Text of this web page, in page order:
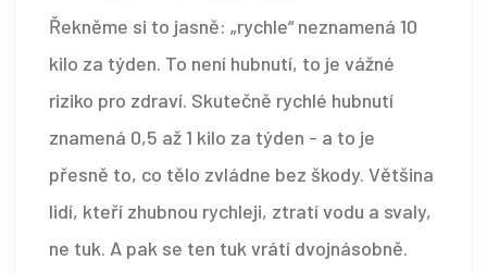
Řekněme si to jasně: „rychle“ neznamená 10
kilo za týden. To není hubnutí, to je vážné
riziko pro zdraví. Skutečně rychlé hubnutí
znamená 0,5 až 1 kilo za týden - a to je
přesně to, co tělo zvládne bez škody. Většina
lidí, kteří zhubnou rychleji, ztratí vodu a svaly,
ne tuk. A pak se ten tuk vrátí dvojnásobně.